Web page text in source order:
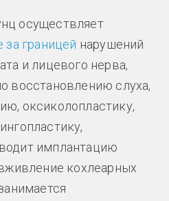
осуществляет
за границей нарушений
и лицевого нерва,
восстановлению слуха,
оксиколопластику,
имплантацию
кохлеарных